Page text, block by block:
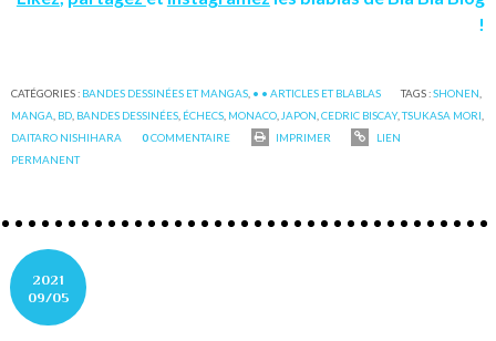
!
CATÉGORIES : BANDES DESSINÉES ET MANGAS • • ARTICLES ET BLABLAS TAGS :SHONEN
MANGA BD BANDES DESSINÉES ÉCHECS MONACO JAPON ,CEDRIC BISCAY,TSUKASA MORI
DAITARO NISHIHARA
0COMMENTAIRE IMPRIMER
LIEN
PERMANENT
2021
09/05